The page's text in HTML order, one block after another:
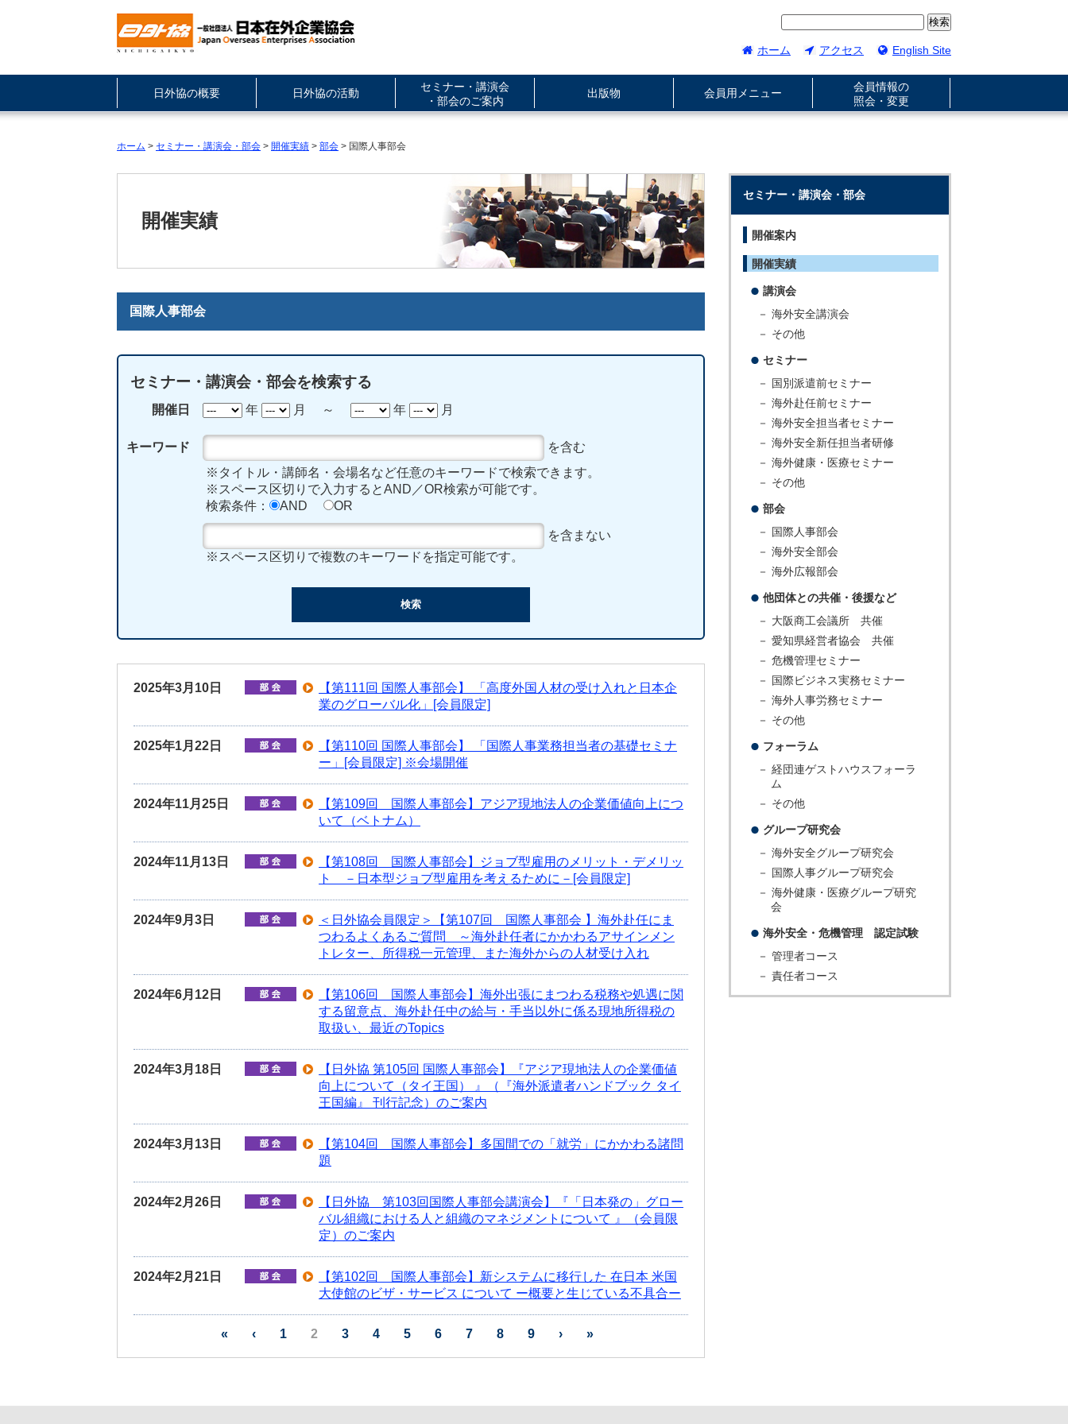
ホーム アクセス English Site
日外協の概要 日外協の活動
セミナー・講演会
・部会のご案内
出版物 会員用メニュー
会員情報の
照会・変更
ホーム > セミナー・講演会・部会 > 開催実績 > 部会 > 国際人事部会
開催実績
国際人事部会
セミナー・講演会・部会を検索する
開催日 年 月 ～ 年 月
キーワード
を含む
※タイトル・講師名・会場名など任意のキーワードで検索できます。
※スペース区切りで入力するとAND／OR検索が可能です。
検索条件：
AND OR
を含まない
※スペース区切りで複数のキーワードを指定可能です。
2025年3月10日
【第111回 国際人事部会】 「高度外国人材の受け入れと日本企
業のグローバル化」[会員限定]
2025年1月22日
【第110回 国際人事部会】 「国際人事業務担当者の基礎セミナ
ー」[会員限定] ※会場開催
2024年11月25日
【第109回 国際人事部会】アジア現地法人の企業価値向上につ
いて（ベトナム）
2024年11月13日
【第108回 国際人事部会】ジョブ型雇用のメリット・デメリッ
ト －日本型ジョブ型雇用を考えるために－[会員限定]
2024年9月3日
＜日外協会員限定＞【第107回 国際人事部会 】海外赴任にま
つわるよくあるご質問 ～海外赴任者にかかわるアサインメン
トレター、所得税一元管理、また海外からの人材受け入れ
2024年6月12日
【第106回 国際人事部会】海外出張にまつわる税務や処遇に関
する留意点、海外赴任中の給与・手当以外に係る現地所得税の
取扱い、最近のTopics
2024年3月18日
【日外協 第105回 国際人事部会】『アジア現地法人の企業価値
向上について（タイ王国） 』（『海外派遣者ハンドブック タイ
王国編』 刊行記念）のご案内
2024年3月13日
【第104回 国際人事部会】多国間での「就労」にかかわる諸問
題
2024年2月26日
【日外協 第103回国際人事部会講演会】『「日本発の」グロー
バル組織における人と組織のマネジメントについて 』（会員限
定）のご案内
2024年2月21日
【第102回 国際人事部会】新システムに移行した 在日本 米国
大使館のビザ・サービス について ー概要と生じている不具合ー
« ‹ 1 2 3 4 5 6 7 8 9 › »
セミナー・講演会・部会
開催案内
開催実績
講演会
－ 海外安全講演会
－ その他
セミナー
－ 国別派遣前セミナー
－ 海外赴任前セミナー
－ 海外安全担当者セミナー
－ 海外安全新任担当者研修
－ 海外健康・医療セミナー
－ その他
部会
－ 国際人事部会
－ 海外安全部会
－ 海外広報部会
他団体との共催・後援など
－ 大阪商工会議所 共催
－ 愛知県経営者協会 共催
－ 危機管理セミナー
－ 国際ビジネス実務セミナー
－ 海外人事労務セミナー
－ その他
フォーラム
－ 経団連ゲストハウスフォーラ
ム
－ その他
グループ研究会
－ 海外安全グループ研究会
－ 国際人事グループ研究会
－ 海外健康・医療グループ研究
会
海外安全・危機管理 認定試験
－ 管理者コース
－ 責任者コース